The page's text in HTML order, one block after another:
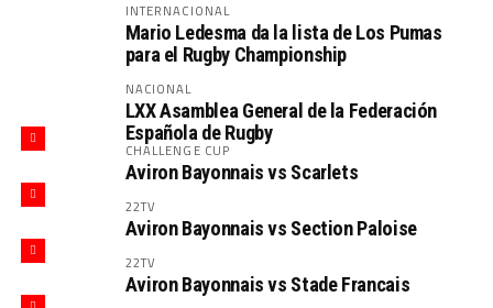
INTERNACIONAL
Mario Ledesma da la lista de Los Pumas
para el Rugby Championship
NACIONAL
LXX Asamblea General de la Federación
Española de Rugby
CHALLENGE CUP
Aviron Bayonnais vs Scarlets
22TV
Aviron Bayonnais vs Section Paloise
22TV
Aviron Bayonnais vs Stade Francais